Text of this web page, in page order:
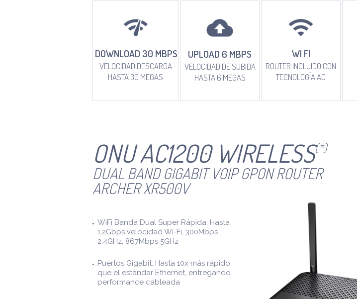
DOWNLOAD 30 MBPS
VELOCIDAD DESCARGA
HASTA 30 MEGAS
UPLOAD 6 MBPS
VELOCIDAD DE SUBIDA
HASTA 6 MEGAS
WI FI
ROUTER INCLUIDO CON
TECNOLOGÍA AC
ONU AC1200 WIRELESS(*)
DUAL BAND GIGABIT VOIP GPON ROUTER
ARCHER XR500V
WiFi Banda Dual Super Rápida: Hasta
1.2Gbps velocidad Wi-Fi, 300Mbps
2.4GHz, 867Mbps 5GHz
Puertos Gigabit: Hasta 10x más rápido
que el estándar Ethernet, entregando
performance cableada